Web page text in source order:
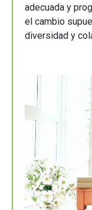
adecuada y
el cambio
diversidad y